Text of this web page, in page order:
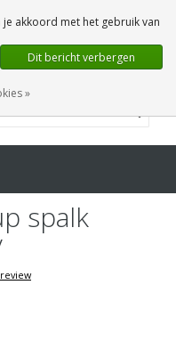
0 Artikelen
spalk
akkoord met het gebruik van
Dit bericht verbergen
»